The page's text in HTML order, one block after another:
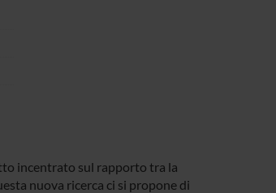
incentrato sul rapporto tra la
nuova ricerca ci si propone di